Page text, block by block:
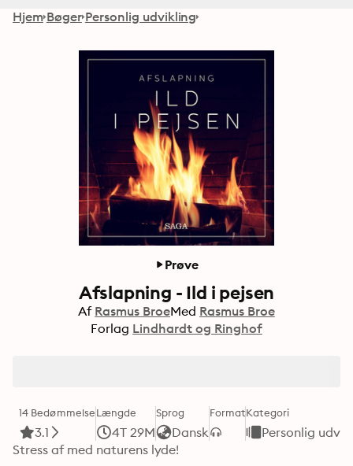
Hjem Bøger Personlig udvikling
Prøve
Afslapning - Ild i pejsen
Af Rasmus BroeMed Rasmus Broe
Forlag Lindhardt og Ringhof
14 Bedømmelse
3.1
Længde
4T 29M
Sprog
Dansk
FormatKategori
Personlig
Stress af med naturens lyde!